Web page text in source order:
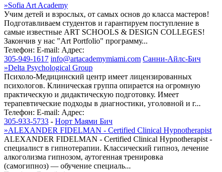
»Sofia Art Academy
Учим детей и взрослых, от самых основ до класса мастеров!
Подготавливаем студентов и гарантируем поступление в
самые известные ART SCHOOLS & DESIGN COLLEGES!
Закончив у нас "Art Portfolio" программу...
Телефон: E-mail: Адрес:
305-949-1617 info@artacademymiami.com Санни-Айлс-Бич
»Delta Psychological Group
Психоло-Медицинский центр имеет лицензированных
психологов. Клиническая группа опирается на огромную
практическую и дидактическую подготовку. Имеет
терапевтические подходы в диагностики, уголовной и г...
Телефон: E-mail: Адрес:
305-933-5733 - Норт Маями Бич
»ALEXANDER FIDELMAN - Certified Clinical Hypnotherapist
ALEXANDER FIDELMAN - Certified Clinical Hypnotherapist -
специалист в гипнотерапии. Классический гипноз, лечение
алкоголизма гипнозом, аутогенная тренировка
(самогипноз) — обучение специаль...